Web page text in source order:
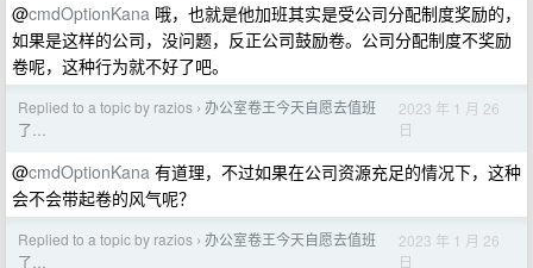
@cmdOptionKana 哦，也就是他加班其实是受公司分配制度奖励的，
如果是这样的公司，没问题，反正公司鼓励卷。公司分配制度不奖励
卷呢，这种行为就不好了吧。
Replied to a topic by razios › 办公室卷王今天自愿去值班
了…
2023 年 1 月 26
日
@cmdOptionKana 有道理，不过如果在公司资源充足的情况下，这种
会不会带起卷的风气呢？
Replied to a topic by razios › 办公室卷王今天自愿去值班
了…
2023 年 1 月 26
日